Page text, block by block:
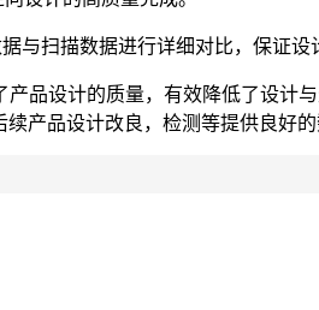
与扫描数据进行详细对比，保证设
品设计的质量，有效降低了设计
产品设计改良，检测等提供良好的